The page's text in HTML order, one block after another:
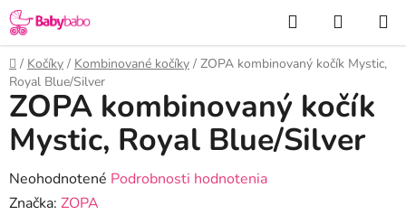
Prejsť
na
obsah
Hľadať
KOŠÍK
Domov
/ Kočíky / Kombinované kočíky / ZOPA kombinovaný kočík Mystic,
Royal Blue/Silver
ZOPA kombinovaný kočík
Mystic, Royal Blue/Silver
Priemerné
hodnotenie
Neohodnotené Podrobnosti hodnotenia
Značka: ZOPA